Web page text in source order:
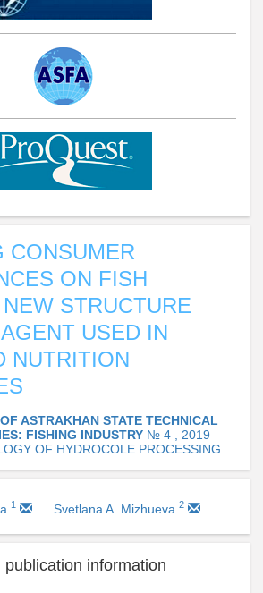
CONSUMER
ON FISH
STRUCTURE
USED IN
NUTRITION
ASTRAKHAN STATE TECHNICAL
FISHING INDUSTRY № 4 , 2019
OF HYDROCOLE PROCESSING
1 Svetlana A. Mizhueva 2
publication information